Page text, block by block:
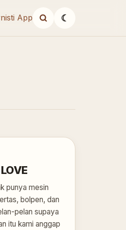
App ☾
punya mesin
bolpen, dan
pelan supaya
itu kami anggap